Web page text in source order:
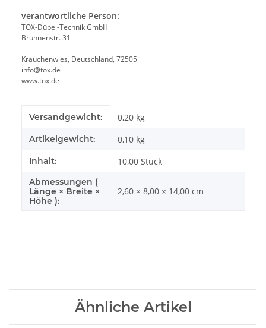
verantwortliche Person:
TOX-Dübel-Technik GmbH
Brunnenstr. 31
Krauchenwies, Deutschland, 72505
info@tox.de
www.tox.de
Produkteigenschaft
Wert
Versandgewicht: 0,20 kg
Artikelgewicht: 0,10 kg
Inhalt: 10,00 Stück
Abmessungen (
Länge × Breite ×
Höhe ):
2,60 × 8,00 × 14,00 cm
Ähnliche Artikel